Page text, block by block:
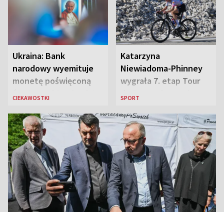
Ukraina: Bank
narodowy wyemituje
monetę poświęconą
św. Janowi Pawłowi II
CIEKAWOSTKI
Katarzyna
Niewiadoma-Phinney
wygrała 7. etap Tour
de France i została
SPORT